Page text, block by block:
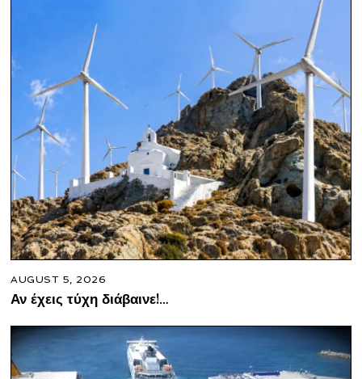
AUGUST 5, 2026
Αν έχεις τύχη διάβαινε!…